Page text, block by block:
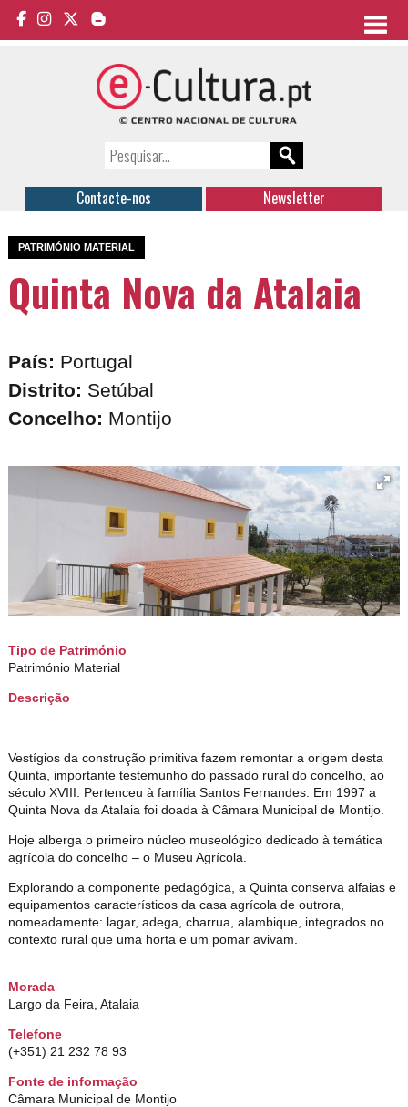
Contacte-nos Newsletter
PATRIMÓNIO MATERIAL
Quinta Nova da Atalaia
País: Portugal
Distrito: Setúbal
Concelho: Montijo
Tipo de Património
Património Material
Descrição
Vestígios da construção primitiva fazem remontar a origem desta
Quinta, importante testemunho do passado rural do concelho, ao
século XVIII. Pertenceu à família Santos Fernandes. Em 1997 a
Quinta Nova da Atalaia foi doada à Câmara Municipal de Montijo.
Hoje alberga o primeiro núcleo museológico dedicado à temática
agrícola do concelho – o Museu Agrícola.
Explorando a componente pedagógica, a Quinta conserva alfaias e
equipamentos característicos da casa agrícola de outrora,
nomeadamente: lagar, adega, charrua, alambique, integrados no
contexto rural que uma horta e um pomar avivam.
Morada
Largo da Feira, Atalaia
Telefone
(+351) 21 232 78 93
Fonte de informação
Câmara Municipal de Montijo